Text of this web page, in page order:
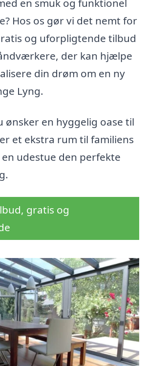
en smuk og funktionel
Hos os gør vi det nemt for
og uforpligtende tilbud
der kan hjælpe
din drøm om en ny
Lyng.
ønsker en hyggelig oase til
et ekstra rum til familiens
udestue den perfekte
gratis og